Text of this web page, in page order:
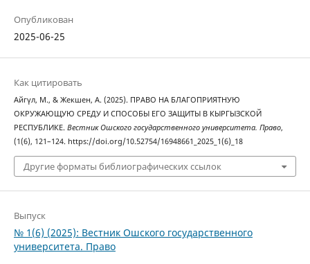
Опубликован
2025-06-25
Как цитировать
Айгүл, М., & Жекшен, А. (2025). ПРАВО НА БЛАГОПРИЯТНУЮ
ОКРУЖАЮЩУЮ СРЕДУ И СПОСОБЫ ЕГО ЗАЩИТЫ В КЫРГЫЗСКОЙ
РЕСПУБЛИКЕ. Вестник Ошского государственного университета. Право,
(1(6), 121–124. https://doi.org/10.52754/16948661_2025_1(6)_18
Другие форматы библиографических ссылок
Выпуск
№ 1(6) (2025): Вестник Ошского государственного
университета. Право